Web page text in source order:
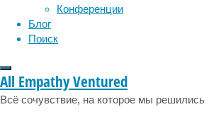
Конференции
Блог
Поиск
All Empathy Ventured
Всё сочувствие, на которое мы решились
–
Might
–